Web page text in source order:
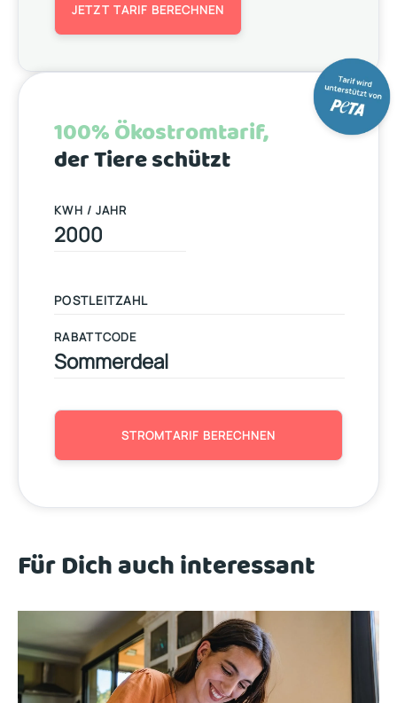
JETZT TARIF BERECHNEN
100% Ökostromtarif,
der Tiere schützt
KWH / JAHR
RABATTCODE
STROMTARIF BERECHNEN
Für Dich auch interessant